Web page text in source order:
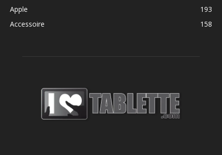
Apple
193
Accessoire
158